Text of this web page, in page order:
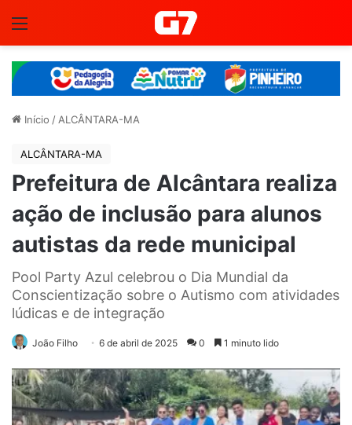
Início / ALCÂNTARA-MA
ALCÂNTARA-MA
Prefeitura de Alcântara realiza
ação de inclusão para alunos
autistas da rede municipal
Pool Party Azul celebrou o Dia Mundial da
Conscientização sobre o Autismo com atividades
lúdicas e de integração
João Filho 6 de abril de 2025 0 1 minuto lido